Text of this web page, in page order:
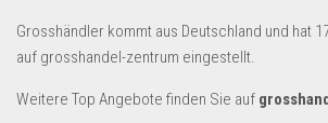
eBay Restposten kaufen
Sonderposten-Angebote
Saison & Eventprodkte
Grosshändler kommt aus Deutschland und hat
auf grosshandel-zentrum eingestellt.
Weitere Top Angebote finden Sie auf